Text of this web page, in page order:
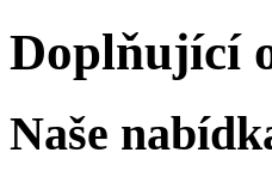
Doplňující
Naše